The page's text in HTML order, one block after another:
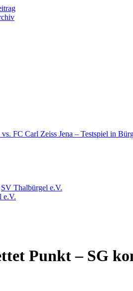
FC Carl Zeiss Jena – Testspiel in
SV Thalbürgel e.V.
e.V.
Punkt – SG